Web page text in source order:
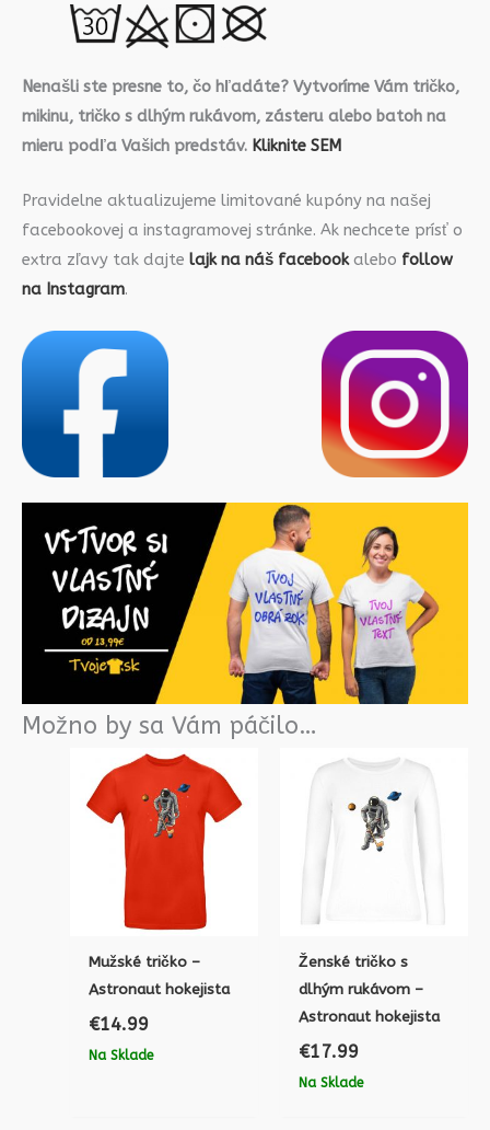
Nenašli ste presne to, čo hľadáte? Vytvoríme Vám tričko,
mikinu, tričko s dlhým rukávom, zásteru alebo batoh na
mieru podľa Vašich predstáv. Kliknite SEM
Pravidelne aktualizujeme limitované kupóny na našej
facebookovej a instagramovej stránke. Ak nechcete prísť o
extra zľavy tak dajte lajk na náš facebookalebo follow
na Instagram.
Možno by sa Vám páčilo…
Mužské tričko –
Astronaut hokejista
€14.99
Na Sklade
Ženské tričko s
dlhým rukávom –
Astronaut hokejista
€17.99
Na Sklade